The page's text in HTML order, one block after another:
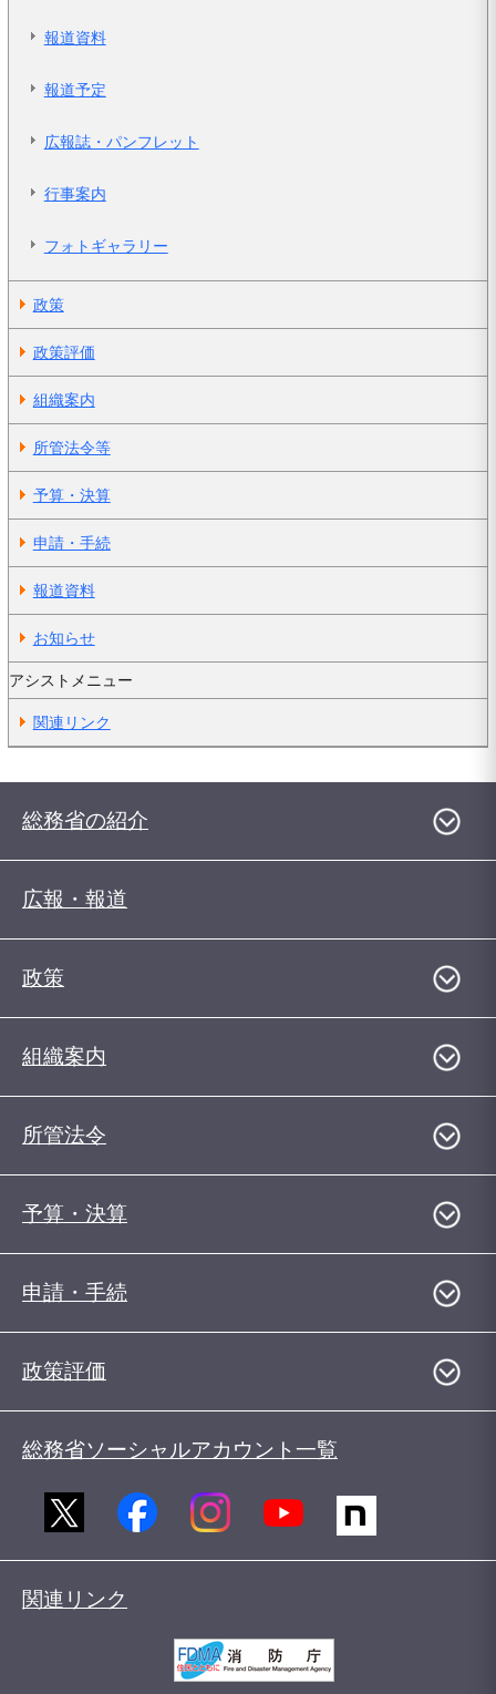
報道資料
報道予定
広報誌・パンフレット
行事案内
フォトギャラリー
政策
政策評価
組織案内
所管法令等
予算・決算
申請・手続
報道資料
お知らせ
アシストメニュー
関連リンク
総務省の紹介
広報・報道
政策
組織案内
所管法令
予算・決算
申請・手続
政策評価
総務省ソーシャルアカウント一覧
関連リンク